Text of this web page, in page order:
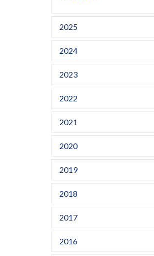
2025
2024
2023
2022
2021
2020
2019
2018
2017
2016